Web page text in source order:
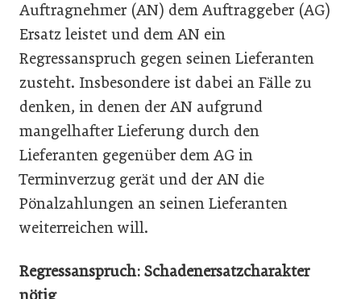
Auftragnehmer (AN) dem Auftraggeber (AG)
Ersatz leistet und dem AN ein
Regressanspruch gegen seinen Lieferanten
zusteht. Insbesondere ist dabei an Fälle zu
denken, in denen der AN aufgrund
mangelhafter Lieferung durch den
Lieferanten gegenüber dem AG in
Terminverzug gerät und der AN die
Pönalzahlungen an seinen Lieferanten
weiterreichen will.
Regressanspruch: Schadenersatzcharakter